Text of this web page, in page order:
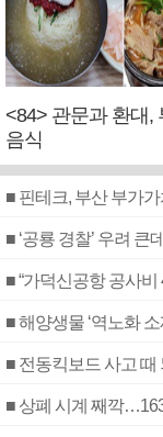
<84> 관문과 환대,
음식
■ 핀테크, 부산 부가
■ ‘공룡 경찰’ 우려
■ “가덕신공항 공사비
■ 해양생물 ‘역노화
■ 전동킥보드 사고 때
■ 상폐 시계 째깍